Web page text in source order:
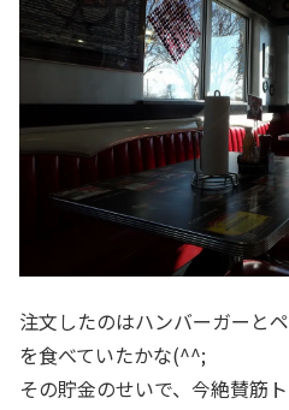
注文したのはハンバーガーと
を食べていたかな(^^;
その貯金のせいで、今絶賛筋